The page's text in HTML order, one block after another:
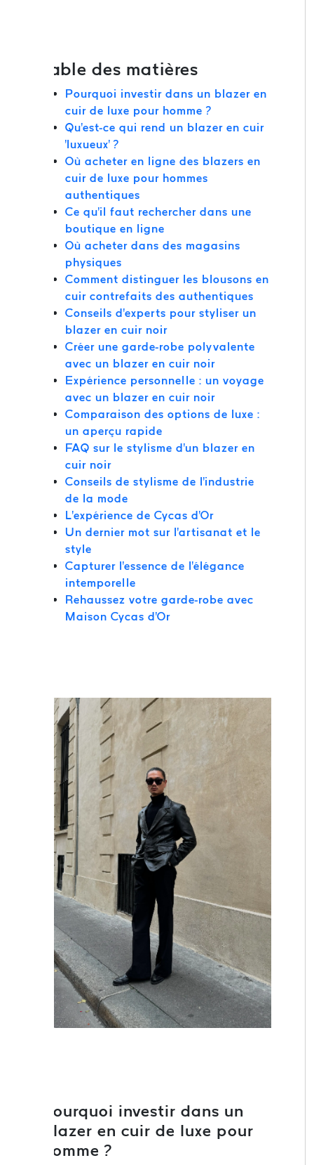
Table des matières
Pourquoi investir dans un blazer en
cuir de luxe pour homme ?
Qu'est-ce qui rend un blazer en cuir
'luxueux' ?
Où acheter en ligne des blazers en
cuir de luxe pour hommes
authentiques
Ce qu'il faut rechercher dans une
boutique en ligne
Où acheter dans des magasins
physiques
Comment distinguer les blousons en
cuir contrefaits des authentiques
Conseils d'experts pour styliser un
blazer en cuir noir
Créer une garde-robe polyvalente
avec un blazer en cuir noir
Expérience personnelle : un voyage
avec un blazer en cuir noir
Comparaison des options de luxe :
un aperçu rapide
FAQ sur le stylisme d'un blazer en
cuir noir
Conseils de stylisme de l'industrie
de la mode
L'expérience de Cycas d'Or
Un dernier mot sur l'artisanat et le
style
Capturer l'essence de l'élégance
intemporelle
Rehaussez votre garde-robe avec
Maison Cycas d'Or
Pourquoi investir dans un
blazer en cuir de luxe pour
homme ?